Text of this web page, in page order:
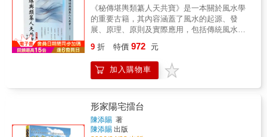
《秘傳堪輿類纂人天共寶》是一本關於風水學
的重要古籍，其內容涵蓋了風水的起源、發
展、原理、原則及實際應用，包括傳統風水、
與實踐。該書由明代黃慎仲輯錄，共十二卷，
按門類編排，內容豐富，包括「經、傳、論、
狀、書、記、篇、說、詩、賦、歌、訣、問
和原理，還強調山水形勢與建築佈局的協調，
地理環境與陰陽五行的配合，以及「天地人」
的三才學說。
9 折 特價 972 元
加入購物車
形家陽宅擂台
陳添賜 著
陳添賜 出版